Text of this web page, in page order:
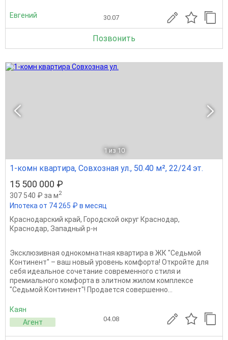
Евгений 30.07
Позвонить
1 из 10
1-комн квартира, Совхозная ул., 50.40 м², 22/24 эт.
15 500 000 ₽
307 540 ₽ за м2
Ипотека от 74 265 ₽ в месяц
Краснодарский край, Городской округ Краснодар,
Краснодар, Западный р-н
Эксклюзивная однокомнатная квартира в ЖК "Седьмой
Континент" – ваш новый уровень комфорта! Откройте для
себя идеальное сочетание современного стиля и
премиального комфорта в элитном жилом комплексе
"Седьмой Континент"! Продается совершенно...
Каян
Агент
04.08